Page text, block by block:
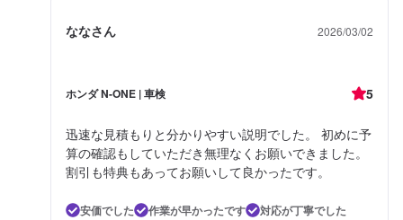
ななさん 2026/03/02
ホンダ N-ONE | 車検 5
迅速な見積もりと分かりやすい説明でした。 初めに予
算の確認もしていただき無理なくお願いできました。
割引も特典もあってお願いして良かったです。
安価でした 作業が早かったです
対応が丁寧でした